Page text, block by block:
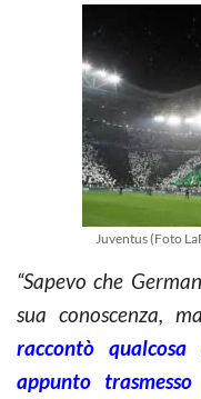
Juventus (Foto
“Sapevo che
sua conoscenza,
raccontò
appunto